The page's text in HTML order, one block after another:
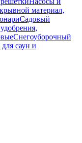
материал,
Садовый
Снегоуборочный
саун и